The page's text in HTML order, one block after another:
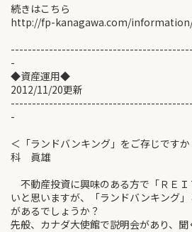
続きはこちら
http://fp-kanagawa.com/
-
◆資産運
2012/11/20更新
-
＜「ランドバンキング」をご
科 眞雄
不動産投資に興味のある方で「ＲＥ
いと思いますが、「ランドバンキング
があるでしょうか？
先般、カナダ大使館で説明会があり、聞